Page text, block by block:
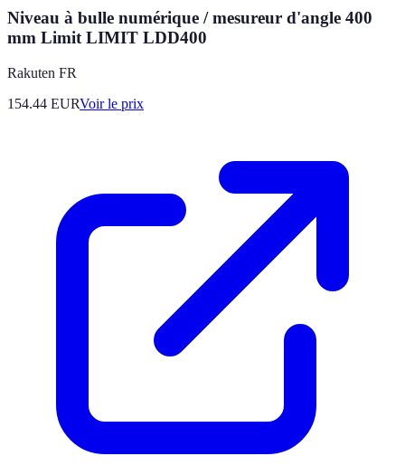
Niveau à bulle numérique / mesureur d'angle 400
mm Limit LIMIT LDD400
Rakuten FR
154.44 EURVoir le prix